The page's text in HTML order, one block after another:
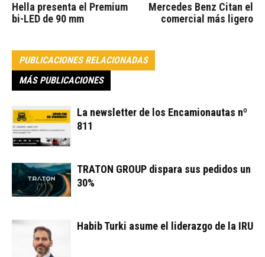
Hella presenta el Premium
bi-LED de 90 mm
Mercedes Benz Citan el
comercial más ligero
PUBLICACIONES RELACIONADAS
MÁS PUBLICACIONES
La newsletter de los Encamionautas nº
811
TRATON GROUP dispara sus pedidos un
30%
Habib Turki asume el liderazgo de la IRU